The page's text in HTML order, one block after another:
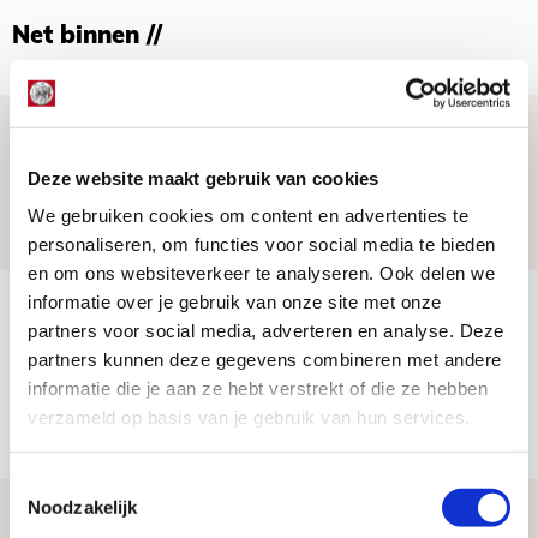
Deze website maakt gebruik van cookies
We gebruiken cookies om content en advertenties te
personaliseren, om functies voor social media te bieden
en om ons websiteverkeer te analyseren. Ook delen we
informatie over je gebruik van onze site met onze
partners voor social media, adverteren en analyse. Deze
partners kunnen deze gegevens combineren met andere
informatie die je aan ze hebt verstrekt of die ze hebben
verzameld op basis van je gebruik van hun services.
Noodzakelijk
Net binnen //
Brandt: ‘Ajax en Cruijff bleven door
mijn hoofd spoken’
Míchel geeft blessure-update en
spreekt over Godts, Baas en
aanwinsten
07 AUGUSTUS 2026 - 14:13
Volop enthousiasme in fotoverslag van